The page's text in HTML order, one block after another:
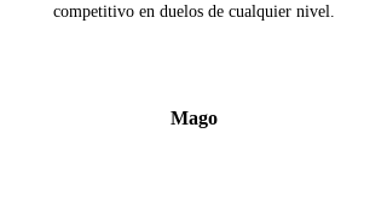
competitivo en duelos de cualquier nivel.
Mago